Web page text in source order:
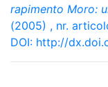
rapimento Moro:
(2005) , nr.
DOI: http://